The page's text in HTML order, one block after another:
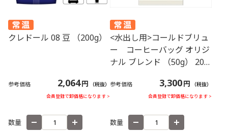
クレドール 08 豆 （200g）
参考価格 2,064円 （税抜）
会員登録で卸価格になります >
数量
<水出し用>コールドブリュ
ー コーヒーバッグ オリジ
ナル ブレンド （50g） 20
参考価格 3,300円 （税抜）
会員登録で卸価格になります >
数量